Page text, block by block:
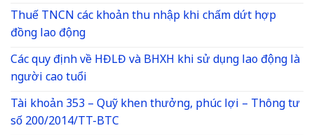
Thuế TNCN các khoản thu nhập khi chấm dứt hợp
đồng lao động
Các quy định về HĐLĐ và BHXH khi sử dụng lao động là
người cao tuổi
Tài khoản 353 – Quỹ khen thưởng, phúc lợi – Thông tư
số 200/2014/TT-BTC